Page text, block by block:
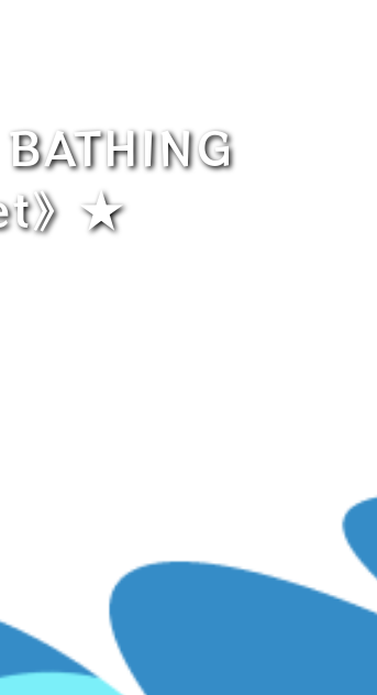
》★